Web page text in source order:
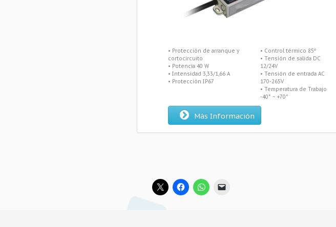
• Protección de arranque y
cortocircuito
• Potencia 40 W
• Intensidad 3,33/1,66 A
• Protección IP67
• Control térmico 85º
• Tensión de salida DC
12/24V
• Tensión de entrada AC
170-265V
• Temperatura de Trabajo
-40° ~ +70°
Más Información